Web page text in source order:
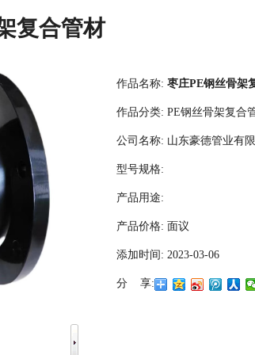
复合管材
作品名称: 枣庄PE钢丝骨架
作品分类: PE钢丝骨架复合
公司名称: 山东豪德管业有
型号规格:
产品用途:
产品价格: 面议
添加时间: 2023-03-06
分 享: